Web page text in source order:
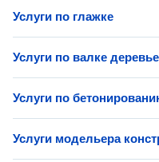
Услуги по глажке
Услуги по валке
Услуги по
Услуги модельера